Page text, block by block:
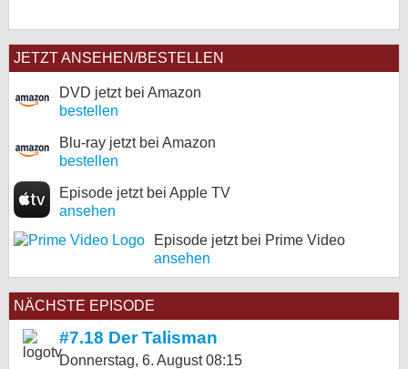
JETZT ANSEHEN/BESTELLEN
DVD jetzt bei Amazon
bestellen
Blu-ray jetzt bei Amazon
bestellen
Episode jetzt bei Apple TV
ansehen
Episode jetzt bei Prime Video
ansehen
NÄCHSTE EPISODE
#7.18 Der Talisman
Donnerstag, 6. August08:15